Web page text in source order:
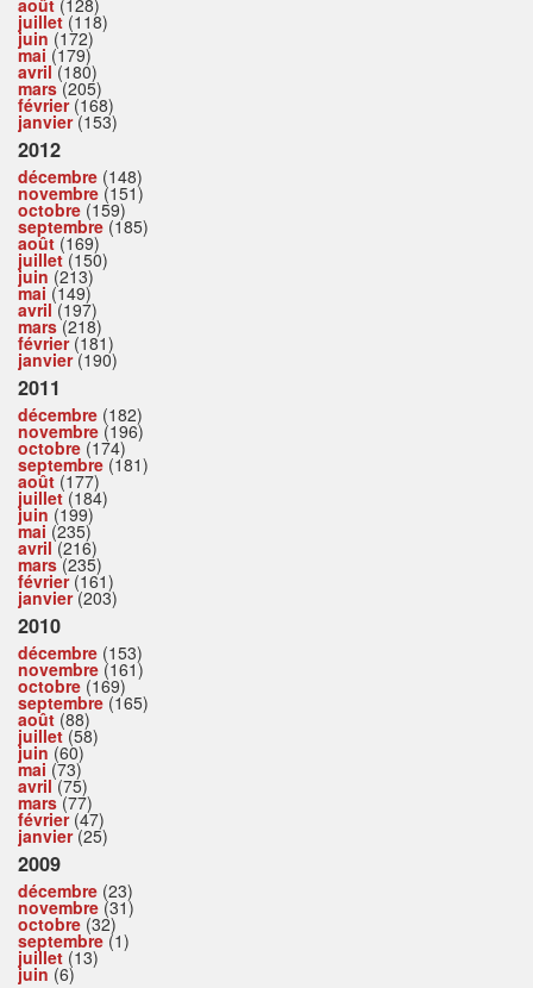
août (128)
juillet(118)
juin (172)
mai (179)
avril(180)
mars(205)
février(168)
janvier(153)
2012
décembre (148)
novembre (151)
octobre (159)
septembre (185)
août (169)
juillet(150)
juin (213)
mai (149)
avril(197)
mars(218)
février(181)
janvier(190)
2011
décembre (182)
novembre (196)
octobre (174)
septembre (181)
août (177)
juillet(184)
juin (199)
mai (235)
avril(216)
mars(235)
février(161)
janvier(203)
2010
décembre (153)
novembre (161)
octobre (169)
septembre (165)
août (88)
juillet(58)
juin (60)
mai (73)
avril(75)
mars(77)
février(47)
janvier(25)
2009
décembre (23)
novembre (31)
octobre (32)
septembre (1)
juillet (13)
juin (6)